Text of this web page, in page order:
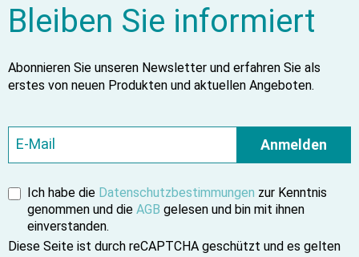
Bleiben Sie informiert
Abonnieren Sie unseren Newsletter und erfahren Sie als
erstes von neuen Produkten und aktuellen Angeboten.
Anmelden
Ich habe die Datenschutzbestimmungen zur Kenntnis
genommen und die AGB gelesen und bin mit ihnen
einverstanden.
Diese Seite ist durch reCAPTCHA geschützt und es gelten